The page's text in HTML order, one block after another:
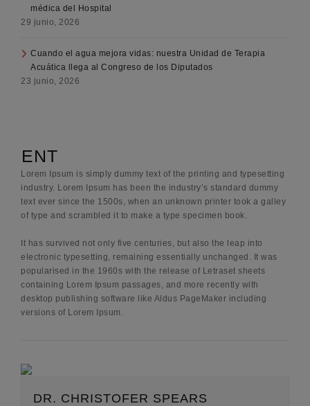
médica del Hospital
29 junio, 2026
Cuando el agua mejora vidas: nuestra Unidad de Terapia
Acuática llega al Congreso de los Diputados
23 junio, 2026
ENT
Lorem Ipsum is simply dummy text of the printing and typesetting
industry. Lorem Ipsum has been the industry’s standard dummy
text ever since the 1500s, when an unknown printer took a galley
of type and scrambled it to make a type specimen book.
It has survived not only five centuries, but also the leap into
electronic typesetting, remaining essentially unchanged. It was
popularised in the 1960s with the release of Letraset sheets
containing Lorem Ipsum passages, and more recently with
desktop publishing software like Aldus PageMaker including
versions of Lorem Ipsum.
DR. CHRISTOFER SPEARS